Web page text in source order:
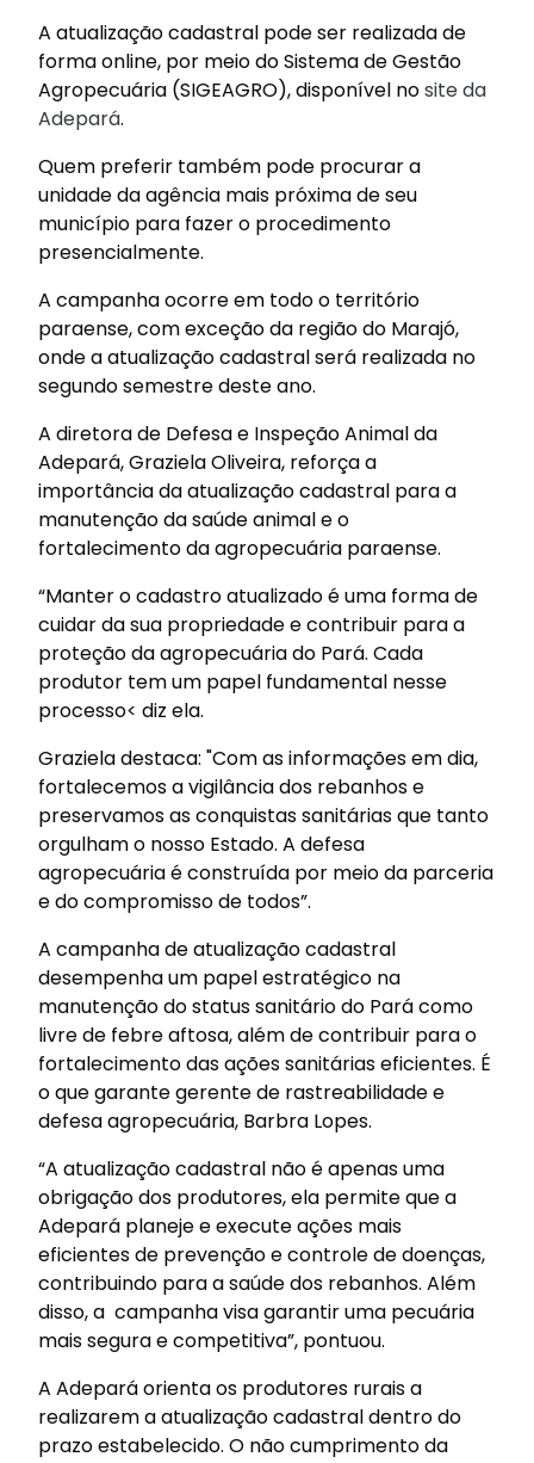
A atualização cadastral pode ser realizada de
forma online, por meio do Sistema de Gestão
Agropecuária (SIGEAGRO), disponível nosite da
Adepará.
Quem preferir também pode procurar a
unidade da agência mais próxima de seu
município para fazer o procedimento
presencialmente.
A campanha ocorre em todo o território
paraense, com exceção da região do Marajó,
onde a atualização cadastral será realizada no
segundo semestre deste ano.
A diretora de Defesa e Inspeção Animal da
Adepará, Graziela Oliveira, reforça a
importância da atualização cadastral para a
manutenção da saúde animal e o
fortalecimento da agropecuária paraense.
“Manter o cadastro atualizado é uma forma de
cuidar da sua propriedade e contribuir para a
proteção da agropecuária do Pará. Cada
produtor tem um papel fundamental nesse
processo< diz ela.
Graziela destaca: "Com as informações em dia,
fortalecemos a vigilância dos rebanhos e
preservamos as conquistas sanitárias que tanto
orgulham o nosso Estado. A defesa
agropecuária é construída por meio da parceria
e do compromisso de todos”.
A campanha de atualização cadastral
desempenha um papel estratégico na
manutenção do status sanitário do Pará como
livre de febre aftosa, além de contribuir para o
fortalecimento das ações sanitárias eficientes. É
o que garante gerente de rastreabilidade e
defesa agropecuária, Barbra Lopes.
“A atualização cadastral não é apenas uma
obrigação dos produtores, ela permite que a
Adepará planeje e execute ações mais
eficientes de prevenção e controle de doenças,
contribuindo para a saúde dos rebanhos. Além
disso, a campanha visa garantir uma pecuária
mais segura e competitiva”, pontuou.
A Adepará orienta os produtores rurais a
realizarem a atualização cadastral dentro do
prazo estabelecido. O não cumprimento da